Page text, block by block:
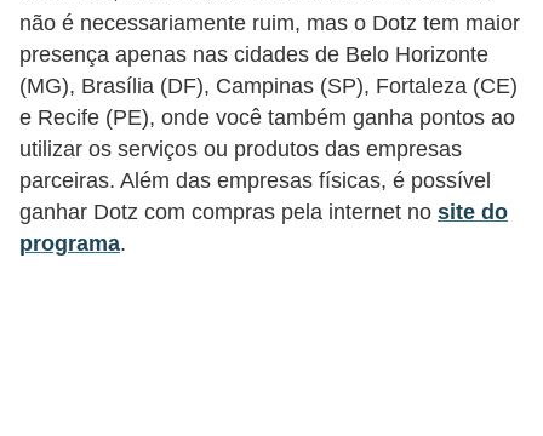
não é necessariamente ruim, mas o Dotz tem maior
presença apenas nas cidades de Belo Horizonte
(MG), Brasília (DF), Campinas (SP), Fortaleza (CE)
e Recife (PE), onde você também ganha pontos ao
utilizar os serviços ou produtos das empresas
parceiras. Além das empresas físicas, é possível
ganhar Dotz com compras pela internet no site do
programa.
n
s
t
i
t
u
i